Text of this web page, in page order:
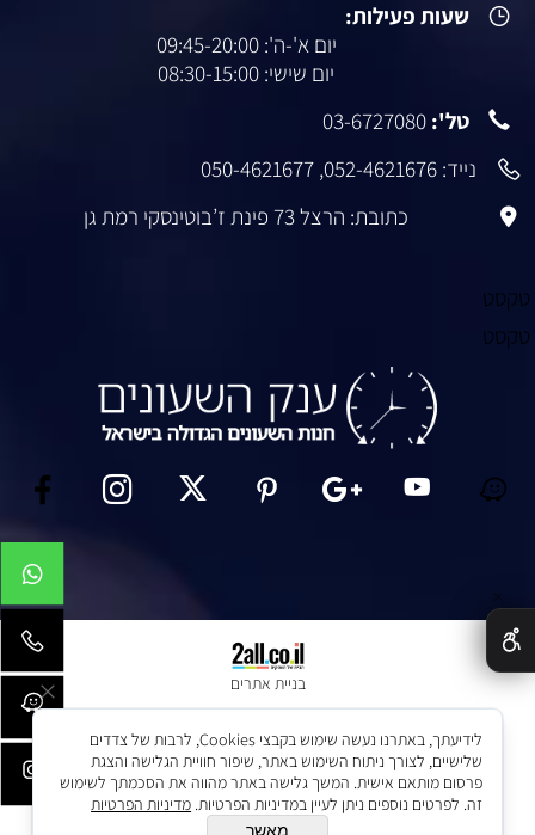
שעות פעילות:
יום א'-ה': 09:45-20:00
יום שישי: 08:30-15:00
טל': 03-6727080
נייד: 052-4621676
,
050-4621677
כתובת: הרצל 73 פינת ז’בוטינסקי רמת גן
טקסט
טקסט
בניית אתרים
לידיעתך, באתרנו נעשה שימוש בקבצי Cookies, לרבות של צדדים
שלישיים, לצורך ניתוח השימוש באתר, שיפור חוויית הגלישה והצגת
פרסום מותאם אישית. המשך גלישה באתר מהווה את הסכמתך לשימוש
זה. לפרטים נוספים ניתן לעיין במדיניות הפרטיות. מדיניות הפרטיות
מאשר